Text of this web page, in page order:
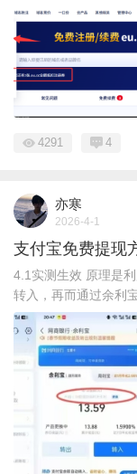
4291 4
亦寒
2026-4-1
支付宝免费提现
4.1实测生效 原理是
转入，再而通过余利